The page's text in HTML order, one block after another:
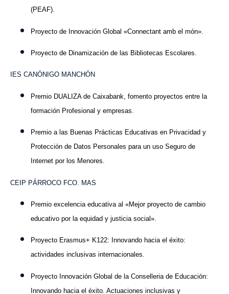
(PEAF).
Proyecto de Innovación Global «Connectant amb el món».
Proyecto de Dinamización de las Bibliotecas Escolares.
IES CANÓNIGO MANCHÓN
Premio DUALIZA de Caixabank, fomento proyectos entre la
formación Profesional y empresas.
Premio a las Buenas Prácticas Educativas en Privacidad y
Protección de Datos Personales para un uso Seguro de
Internet por los Menores.
CEIP PÁRROCO FCO. MAS
Premio excelencia educativa al «Mejor proyecto de cambio
educativo por la equidad y justicia social».
Proyecto Erasmus+ K122: Innovando hacia el éxito:
actividades inclusivas internacionales.
Proyecto Innovación Global de la Conselleria de Educación:
Innovando hacia el éxito. Actuaciones inclusivas y